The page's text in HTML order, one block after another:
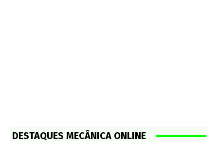
DESTAQUES MECÂNICA ONLINE